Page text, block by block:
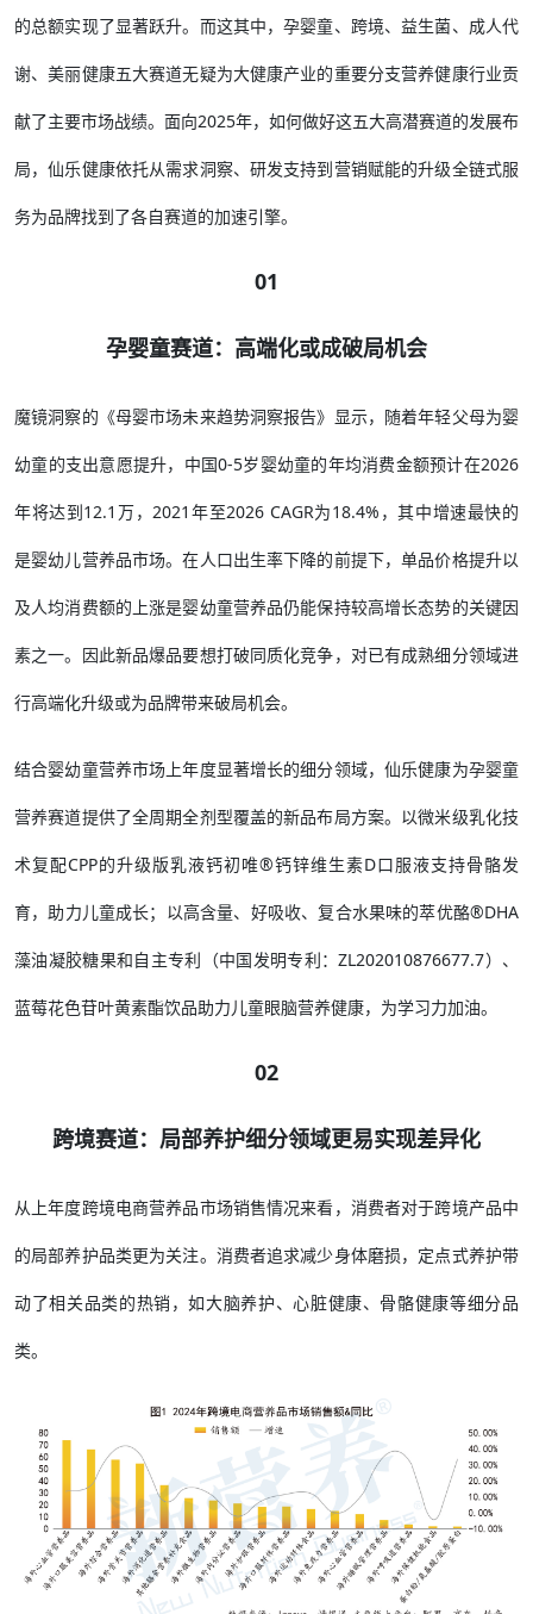
的总额实现了显著跃升。而这其中，孕婴童、跨境、益生菌、成人代
谢、美丽健康五大赛道无疑为大健康产业的重要分支营养健康行业贡
献了主要市场战绩。面向2025年，如何做好这五大高潜赛道的发展布
局，仙乐健康依托从需求洞察、研发支持到营销赋能的升级全链式服
务为品牌找到了各自赛道的加速引擎。
01
孕婴童赛道：高端化或成破局机会
魔镜洞察的《母婴市场未来趋势洞察报告》显示，随着年轻父母为婴
幼童的支出意愿提升，中国0-5岁婴幼童的年均消费金额预计在2026
年将达到12.1万，2021年至2026 CAGR为18.4%，其中增速最快的
是婴幼儿营养品市场。在人口出生率下降的前提下，单品价格提升以
及人均消费额的上涨是婴幼童营养品仍能保持较高增长态势的关键因
素之一。因此新品爆品要想打破同质化竞争，对已有成熟细分领域进
行高端化升级或为品牌带来破局机会。
结合婴幼童营养市场上年度显著增长的细分领域，仙乐健康为孕婴童
营养赛道提供了全周期全剂型覆盖的新品布局方案。以微米级乳化技
术复配CPP的升级版乳液钙初唯®钙锌维生素D口服液支持骨骼发
育，助力儿童成长；以高含量、好吸收、复合水果味的萃优酪®DHA
藻油凝胶糖果和自主专利（中国发明专利：ZL202010876677.7）、
蓝莓花色苷叶黄素酯饮品助力儿童眼脑营养健康，为学习力加油。
02
跨境赛道：局部养护细分领域更易实现差异化
从上年度跨境电商营养品市场销售情况来看，消费者对于跨境产品中
的局部养护品类更为关注。消费者追求减少身体磨损，定点式养护带
动了相关品类的热销，如大脑养护、心脏健康、骨骼健康等细分品
类。